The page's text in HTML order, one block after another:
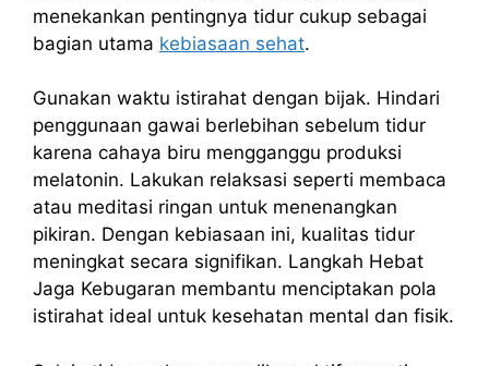
menekankan pentingnya tidur cukup sebagai
bagian utama kebiasaan sehat.
Gunakan waktu istirahat dengan bijak. Hindari
penggunaan gawai berlebihan sebelum tidur
karena cahaya biru mengganggu produksi
melatonin. Lakukan relaksasi seperti membaca
atau meditasi ringan untuk menenangkan
pikiran. Dengan kebiasaan ini, kualitas tidur
meningkat secara signifikan. Langkah Hebat
Jaga Kebugaran membantu menciptakan pola
istirahat ideal untuk kesehatan mental dan fisik.